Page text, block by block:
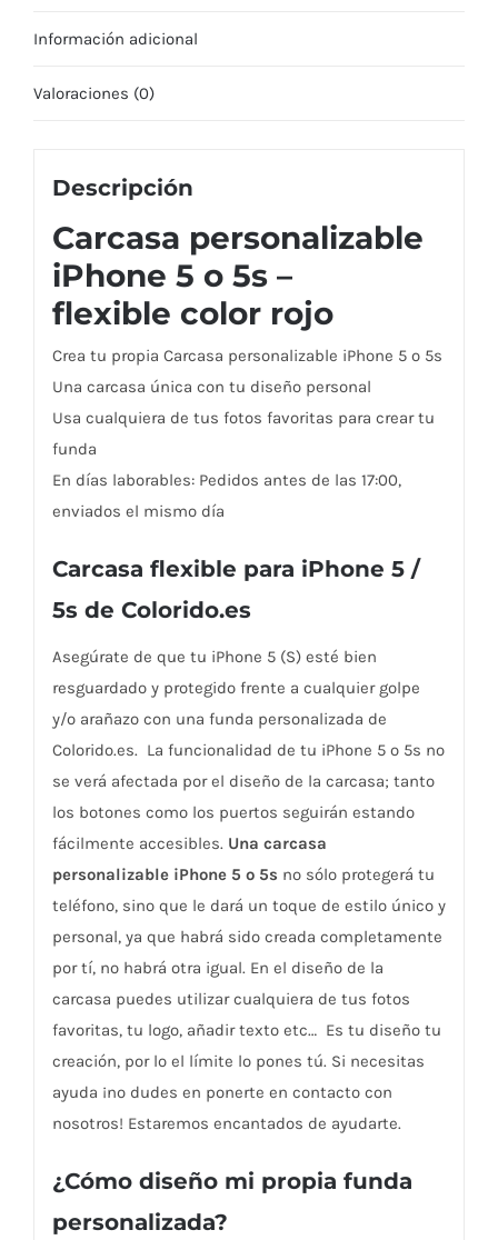
Información adicional
Valoraciones (0)
Descripción
Carcasa personalizable
iPhone 5 o 5s –
flexible color rojo
Crea tu propia Carcasa personalizable iPhone 5 o 5s
Una carcasa única con tu diseño personal
Usa cualquiera de tus fotos favoritas para crear tu
funda
En días laborables: Pedidos antes de las 17:00,
enviados el mismo día
Carcasa flexible para iPhone 5 /
5s de Colorido.es
Asegúrate de que tu iPhone 5 (S) esté bien
resguardado y protegido frente a cualquier golpe
y/o arañazo con una funda personalizada de
Colorido.es. La funcionalidad de tu iPhone 5 o 5s no
se verá afectada por el diseño de la carcasa; tanto
los botones como los puertos seguirán estando
fácilmente accesibles. Una carcasa
personalizable iPhone 5 o 5s no sólo protegerá tu
teléfono, sino que le dará un toque de estilo único y
personal, ya que habrá sido creada completamente
por tí, no habrá otra igual. En el diseño de la
carcasa puedes utilizar cualquiera de tus fotos
favoritas, tu logo, añadir texto etc… Es tu diseño tu
creación, por lo el límite lo pones tú. Si necesitas
ayuda ¡no dudes en ponerte en contacto con
nosotros! Estaremos encantados de ayudarte.
¿Cómo diseño mi propia funda
personalizada?